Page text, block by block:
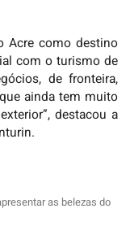
Acre como destino
com o turismo de
de fronteira,
ainda tem muito
destacou a
as belezas do